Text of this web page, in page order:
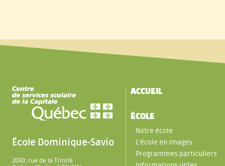
École Dominique-Savio
2050, rue de la Trinité
ACCUEIL
ÉCOLE
Notre école
L’école en images
Programmes particuliers